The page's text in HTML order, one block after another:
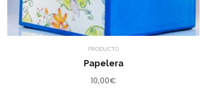
PRODUCTO
Papelera
10,00€